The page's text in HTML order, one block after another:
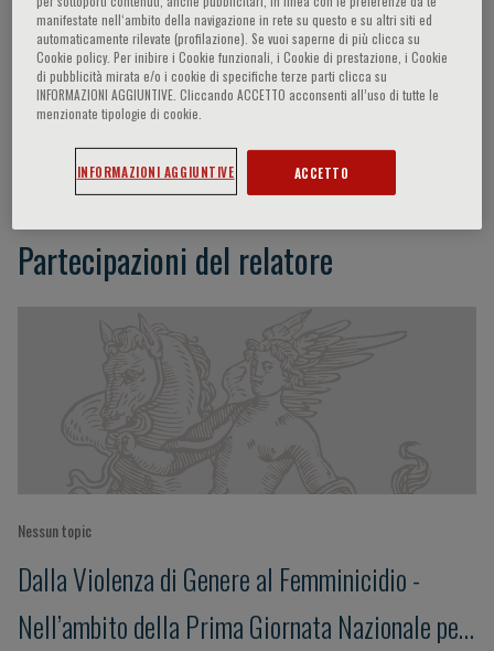
HOME PAGE / CORSI ED EVENTI / RELATORE
Gianfranco Buffardi
Partecipazioni del relatore
Nessun topic
Dalla Violenza di Genere al Femminicidio -
Nell’ambito della Prima Giornata Nazionale per
manifestate nell‘ambito della navigazione in rete su questo e su altri siti ed
automaticamente rilevate (profilazione). Se vuoi saperne di più clicca su
Cookie policy. Per inibire i Cookie funzionali, i Cookie di prestazione, i Cookie
di pubblicità mirata e/o i cookie di specifiche terze parti clicca su
INFORMAZIONI AGGIUNTIVE. Cliccando ACCETTO acconsenti all’uso di tutte le
menzionate tipologie di cookie.
INFORMAZIONI AGGIUNTIVE ACCETTO